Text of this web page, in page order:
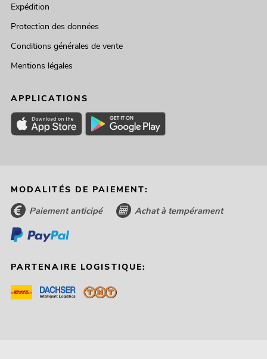
Expédition
Protection des données
Conditions générales de vente
Mentions légales
APPLICATIONS
MODALITÉS DE PAIEMENT:
Paiement anticipé Achat à tempérament
PARTENAIRE LOGISTIQUE: